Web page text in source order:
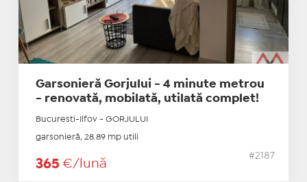
Garsonieră Gorjului - 4 minute metrou
- renovată, mobilată, utilată complet!
Bucuresti-Ilfov - GORJULUI
garsonieră, 28.89 mp utili
365 €/lună
#2187